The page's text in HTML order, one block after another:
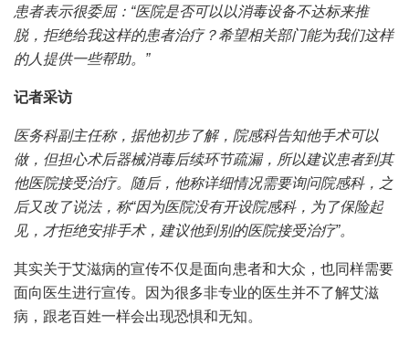
患者表示很委屈：“医院是否可以以消毒设备不达标来推
脱，拒绝给我这样的患者治疗？希望相关部门能为我们这样
的人提供一些帮助。”
记者采访
医务科副主任称，据他初步了解，院感科告知他手术可以
做，但担心术后器械消毒后续环节疏漏，所以建议患者到其
他医院接受治疗。随后，他称详细情况需要询问院感科，之
后又改了说法，称“因为医院没有开设院感科，为了保险起
见，才拒绝安排手术，建议他到别的医院接受治疗”。
其实关于艾滋病的宣传不仅是面向患者和大众，也同样需要
面向医生进行宣传。因为很多非专业的医生并不了解艾滋
病，跟老百姓一样会出现恐惧和无知。